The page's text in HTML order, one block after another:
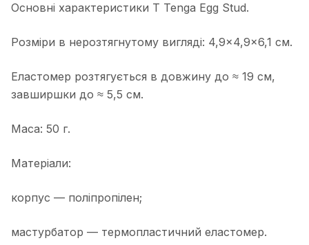
Основні характеристики T Tenga Egg Stud.
Розміри в нерозтягнутому вигляді: 4,9×4,9×6,1 см.
Еластомер розтягується в довжину до ≈ 19 см,
завширшки до ≈ 5,5 см.
Маса: 50 г.
Матеріали:
корпус — поліпропілен;
мастурбатор — термопластичний еластомер.